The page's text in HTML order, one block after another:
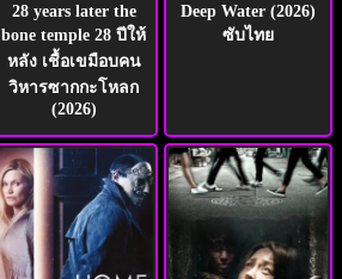
28 years later the
bone temple 28 ปีให้
หลัง เชื้อเขมือบคน
วิหารซากกะโหลก
(2026)
Deep Water (2026)
ซับไทย